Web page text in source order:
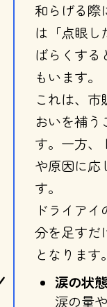
和らげる際
は「点眼し
ばらくする
もいます。
これは、市
おいを補う
す。一方、
や原因に応
す。
ドライア
分を足すだ
となります。
涙の状
涙の量